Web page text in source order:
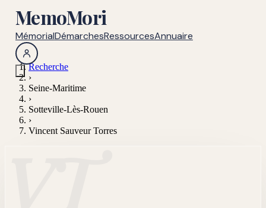
MemoMori
MémorialDémarchesRessourcesAnnuaire
Recherche
›
Seine-Maritime
›
Sotteville-Lès-Rouen
›
Vincent Sauveur Torres